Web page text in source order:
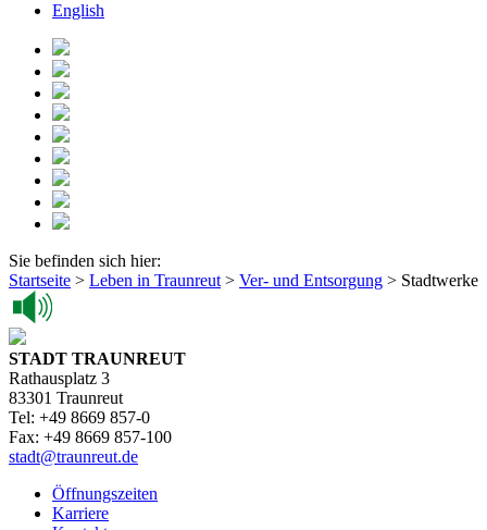
English
Sie befinden sich hier:
Startseite > Leben in Traunreut > Ver- und Entsorgung > Stadtwerke
STADT TRAUNREUT
Rathausplatz 3
83301 Traunreut
Tel: +49 8669 857-0
Fax: +49 8669 857-100
stadt@traunreut.de
Öffnungszeiten
Karriere